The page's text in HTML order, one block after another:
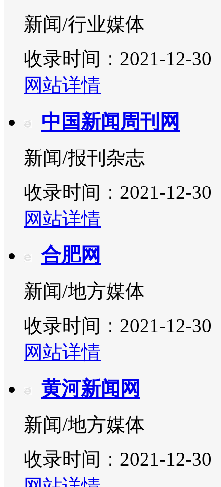
新闻/行业媒体
收录时间：2021-12-30
网站详情
中国新闻周刊网
新闻/报刊杂志
收录时间：2021-12-30
网站详情
合肥网
新闻/地方媒体
收录时间：2021-12-30
网站详情
黄河新闻网
新闻/地方媒体
收录时间：2021-12-30